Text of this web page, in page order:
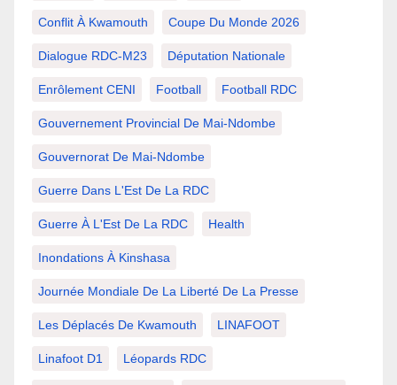
Conflit À Kwamouth Coupe Du Monde 2026
Dialogue RDC-M23 Députation Nationale
Enrôlement CENI Football Football RDC
Gouvernement Provincial De Mai-Ndombe
Gouvernorat De Mai-Ndombe
Guerre Dans L'Est De La RDC
Guerre À L'Est De La RDC Health
Inondations À Kinshasa
Journée Mondiale De La Liberté De La Presse
Les Déplacés De Kwamouth LINAFOOT
Linafoot D1 Léopards RDC